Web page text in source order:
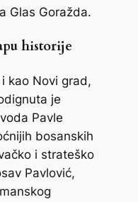
Glas Goražda.
historije
kao Novi grad,
je
Pavle
bosanskih
i strateško
Pavlović,